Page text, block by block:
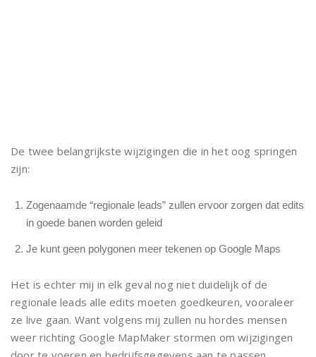
De twee belangrijkste wijzigingen die in het oog springen
zijn:
Zogenaamde “regionale leads” zullen ervoor zorgen dat edits
in goede banen worden geleid
Je kunt geen polygonen meer tekenen op Google Maps
Het is echter mij in elk geval nog niet duidelijk of de
regionale leads alle edits moeten goedkeuren, vooraleer
ze live gaan. Want volgens mij zullen nu hordes mensen
weer richting Google MapMaker stormen om wijzigingen